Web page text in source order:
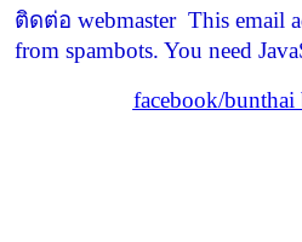
ติดต่อ webmaster This email
from spambots. You need
facebook/bunthai